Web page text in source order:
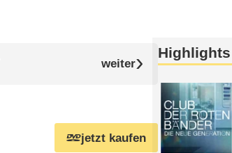
jetzt kaufen
Highlights